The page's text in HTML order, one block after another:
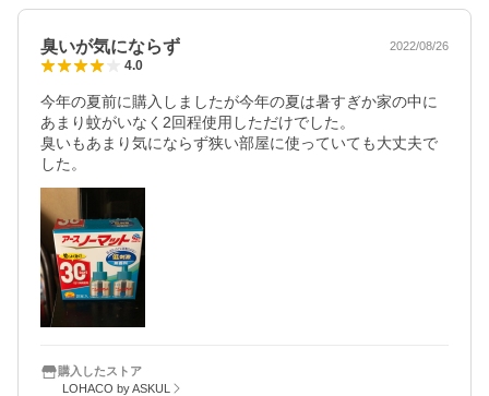
臭いが気にならず 2022/08/26
4.0
今年の夏前に購入しましたが今年の夏は暑すぎか家の中に
あまり蚊がいなく2回程使用しただけでした。
臭いもあまり気にならず狭い部屋に使っていても大丈夫で
購入したストア
LOHACO by ASKUL